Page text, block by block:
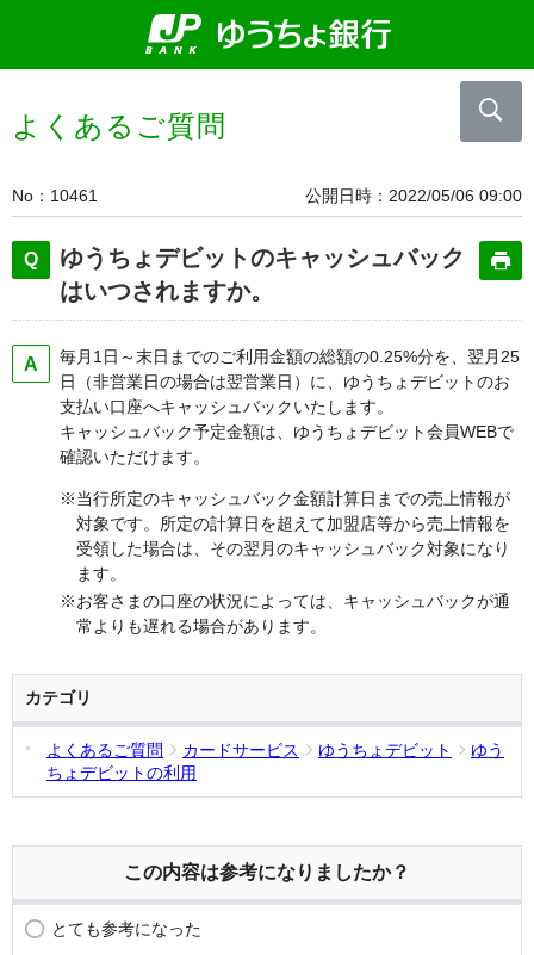
よくあるご質問
No 10461 公開日時 2022/05/06 09:00
ゆうちょデビットのキャッシュバック
はいつされますか。
毎月1日～末日までのご利用金額の総額の0.25%分を、翌月25
日（非営業日の場合は翌営業日）に、ゆうちょデビットのお
支払い口座へキャッシュバックいたします。
キャッシュバック予定金額は、ゆうちょデビット会員WEBで
確認いただけます。
※当行所定のキャッシュバック金額計算日までの売上情報が
対象です。所定の計算日を超えて加盟店等から売上情報を
受領した場合は、その翌月のキャッシュバック対象になり
ます。
※お客さまの口座の状況によっては、キャッシュバックが通
常よりも遅れる場合があります。
カテゴリ
よくあるご質問 カードサービス ゆうちょデビット
ゆう
ちょデビットの利用
この内容は参考になりましたか？
とても参考になった